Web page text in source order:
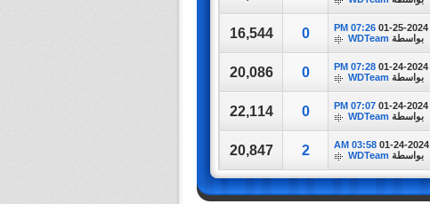
01-25-2024
07:26 PM
بواسطة WDTeam
0
16,544
01-24-2024
07:28 PM
بواسطة WDTeam
0
20,086
01-24-2024
07:07 PM
بواسطة WDTeam
0
22,114
01-24-2024
03:58 AM
بواسطة WDTeam
2
20,847